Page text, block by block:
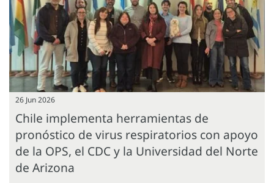
26 Jun 2026
Chile implementa herramientas de
pronóstico de virus respiratorios con apoyo
de la OPS, el CDC y la Universidad del Norte
de Arizona